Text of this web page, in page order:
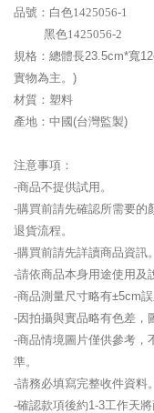
品號：白色1425056-1
黑色1425056-2
規格： 總體長23.5cm*寬
實物為主。)
材質：塑料
產地：中國(台灣監製)
注意事項：
-商品不提供試用。
-購買前請先確認所需要的
退貨流程。
-購買前請先詳讀商品資訊。
-請依商品本身用途使用及
-商品測量尺寸略有±5cm
-因拍攝與實品略有色差，
-商品情境圖片僅供參考，
準。
-請務必填寫完整收件資料。
-確認款項後約1-3工作天將